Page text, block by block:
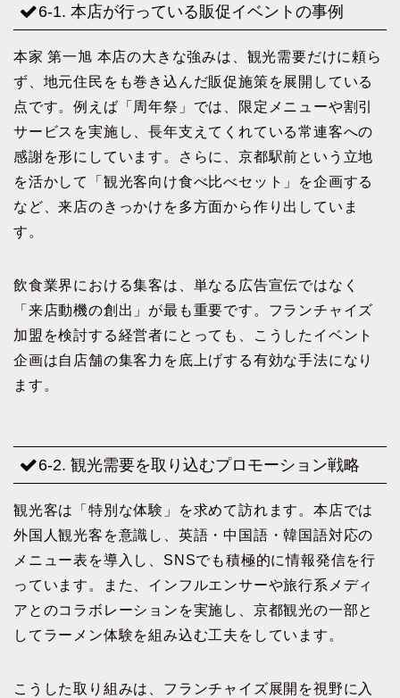
6-1. 本店が行っている販促イベントの事例
本家 第一旭 本店の大きな強みは、観光需要だけに頼ら
ず、地元住民をも巻き込んだ販促施策を展開している
点です。例えば「周年祭」では、限定メニューや割引
サービスを実施し、長年支えてくれている常連客への
感謝を形にしています。さらに、京都駅前という立地
を活かして「観光客向け食べ比べセット」を企画する
など、来店のきっかけを多方面から作り出していま
す。
飲食業界における集客は、単なる広告宣伝ではなく
「来店動機の創出」が最も重要です。フランチャイズ
加盟を検討する経営者にとっても、こうしたイベント
企画は自店舗の集客力を底上げする有効な手法になり
ます。
6-2. 観光需要を取り込むプロモーション戦略
観光客は「特別な体験」を求めて訪れます。本店では
外国人観光客を意識し、英語・中国語・韓国語対応の
メニュー表を導入し、SNSでも積極的に情報発信を行
っています。また、インフルエンサーや旅行系メディ
アとのコラボレーションを実施し、京都観光の一部と
してラーメン体験を組み込む工夫をしています。
こうした取り組みは、フランチャイズ展開を視野に入